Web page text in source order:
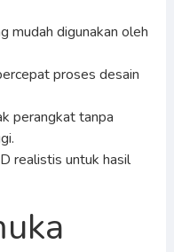
mudah digunakan oleh
proses desain
perangkat tanpa
realistis untuk hasil